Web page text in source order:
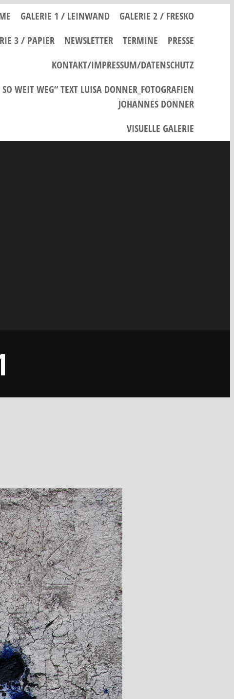
GALERIE 1 / LEINWAND
GALERIE 2 / FRESKO
3 / PAPIER
NEWSLETTER TERMINE
PRESSE
KONTAKT/IMPRESSUM/DATENSCHUTZ
WEIT WEG“ TEXT LUISA DONNER_FOTOGRAFIEN
JOHANNES DONNER
VISUELLE GALERIE